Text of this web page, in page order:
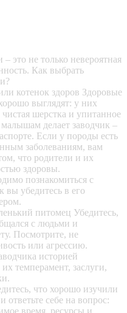
это не только невероятная
Как выбрать
котенок здоров Здоровые
выглядят: у них
шерстка и упитанное
делает заводчик –
Если у породы есть
заболеваниям, вам
что родители и их
здоровы.
познакомиться с
убедитесь в его
питомец Убедитесь,
с людьми и
Посмотрите, не
или агрессию.
историей
темперамент, заслуги,
что хорошо изучили
себе на вопрос: